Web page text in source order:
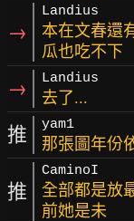
→
Landius
本在文春還
瓜也吃不下
→ Landius
去了...
推 yam1
那張圖年份
推
CaminoI
全部都是放
前她是未